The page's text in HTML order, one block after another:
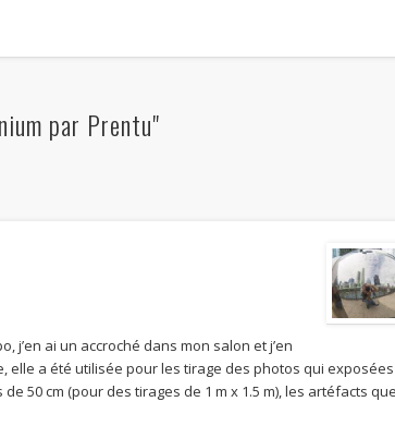
par Prentu"
j’en ai un accroché dans mon salon et j’en
elle a été utilisée pour les tirage des photos qui
50 cm (pour des tirages de 1 m x 1.5 m), les artéfacts